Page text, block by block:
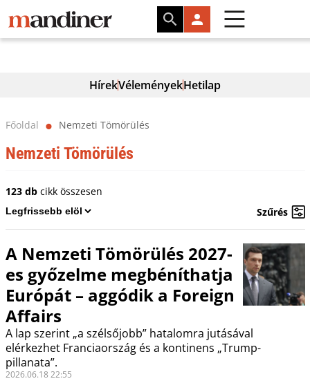
HírekVéleményekHetilap
Főoldal ⬤ Nemzeti Tömörülés
Nemzeti Tömörülés
123 dbcikk összesen
Szűrés
A Nemzeti Tömörülés 2027-
es győzelme megbéníthatja
Európát – aggódik a Foreign
Affairs
A lap szerint „a szélsőjobb” hatalomra jutásával
elérkezhet Franciaország és a kontinens „Trump-
pillanata”.
2026.06.18 22:55